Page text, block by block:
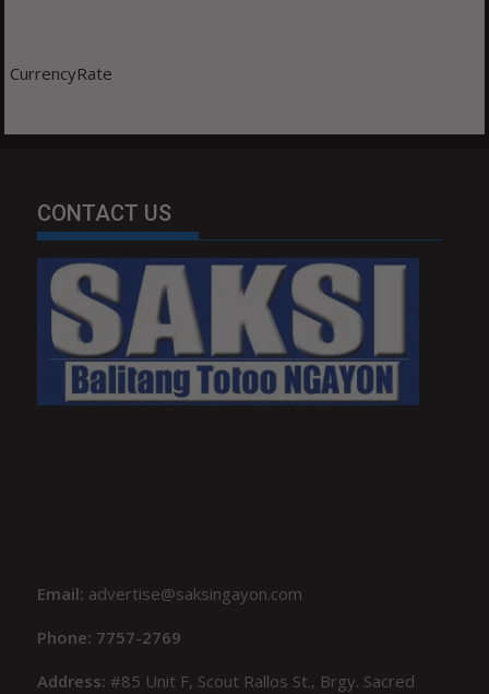
CurrencyRate
CONTACT US
Email: advertise@saksingayon.com
Phone: 7757-2769
Address:#85 Unit F, Scout Rallos St., Brgy. Sacred